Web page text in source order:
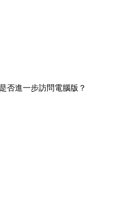
否進一步訪問電腦版？